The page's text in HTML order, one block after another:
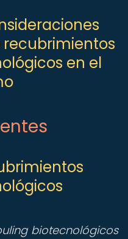
recubrimientos
en el
biotecnológicos